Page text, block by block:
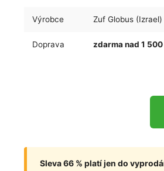
Výrobce Zuf Globus (Izrael)
Doprava zdarma nad 1 500
Sleva 66 % platí jen do